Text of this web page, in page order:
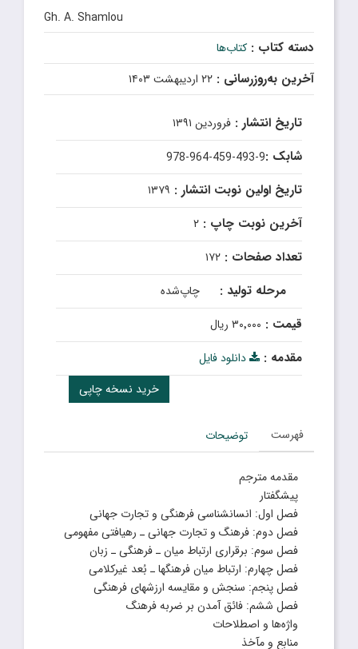
Gh. A. Shamlou
دسته کتاب : کتاب‌ها
آخرین به‌روزرسانی : ۲۲ اردیبهشت ۱۴۰۳
تاریخ انتشار : فروردین ۱۳۹۱
شابک :978-964-459-493-9
تاریخ اولین نوبت انتشار : ۱۳۷۹
آخرین نوبت چاپ : ۲
تعداد صفحات : ۱۷۲
مرحله تولید : چاپ‌شده
قیمت : ۳۰٬۰۰۰ ریال
مقدمه :
دانلود فایل
خرید نسخه چاپی
فهرست توضیحات
مقدمه مترجم
پیشگفتار
فصل اول: انسانشناسی فرهنگی و تجارت جهانی
فصل دوم: فرهنگ و تجارت جهانی ـ رهیافتی مفهومی
فصل سوم: برقراری ارتباط میان ـ فرهنگی ـ زبان
فصل چهارم: ارتباط میان فرهنگها ـ بُعد غیرکلامی
فصل پنجم: سنجش و مقایسه ارزشهای فرهنگی
فصل ششم: فائق آمدن بر ضربه فرهنگ
واژه‌ها و اصطلاحات
منابع و مآخذ